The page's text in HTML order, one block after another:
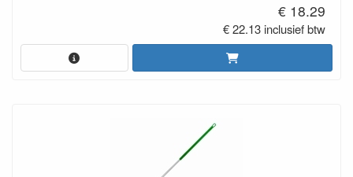
€ 18.29
€ 22.13 inclusief btw